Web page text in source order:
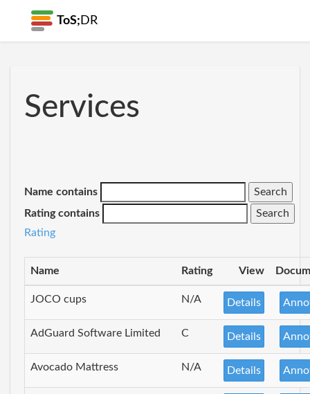
ToS; DR
Services
Name contains
Rating contains
Rating
Name Rating View
JOCO cups N/A Details
AdGuard Software Limited C Details
Avocado Mattress N/A Details